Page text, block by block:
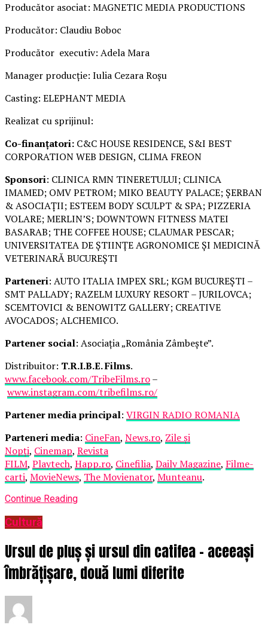
Producător asociat: MAGNETIC MEDIA PRODUCTIONS
Producător: Claudiu Boboc
Producător executiv: Adela Mara
Manager producție: Iulia Cezara Roșu
Casting: ELEPHANT MEDIA
Realizat cu sprijinul:
Co-finanțatori: C&C HOUSE RESIDENCE, S&I BEST
CORPORATION WEB DESIGN, CLIMA FREON
Sponsori: CLINICA RMN TINERETULUI; CLINICA
IMAMED; OMV PETROM; MIKO BEAUTY PALACE; ȘERBAN
& ASOCIAȚII; ESTEEM BODY SCULPT & SPA; PIZZERIA
VOLARE; MERLIN’S; DOWNTOWN FITNESS MATEI
BASARAB; THE COFFEE HOUSE; CLAUMAR PESCAR;
UNIVERSITATEA DE ȘTIINȚE AGRONOMICE ȘI MEDICINĂ
VETERINARĂ BUCUREȘTI
Parteneri: AUTO ITALIA IMPEX SRL; KGM BUCUREȘTI –
SMT PALLADY; RAZELM LUXURY RESORT – JURILOVCA;
SCEMTOVICI & BENOWITZ GALLERY; CREATIVE
AVOCADOS; ALCHEMICO.
Partener social: Asociația „România Zâmbește”.
Distribuitor: T.R.I.B.E. Films.
www.facebook.com/TribeFilms.ro–
www.instagram.com/tribefilms.ro/
Partener media principal: VIRGIN RADIO ROMANIA
Parteneri media: CineFan, News.ro, Zile și
Nopți, Cinemap, Revista
FILM, Playtech, Happ.ro, Cinefilia, Daily Magazine, Filme-
carti, MovieNews, The Movienator, Munteanu.
Continue Reading
Cultură
Ursul de pluș și ursul din catifea – aceeași
îmbrățișare, două lumi diferite